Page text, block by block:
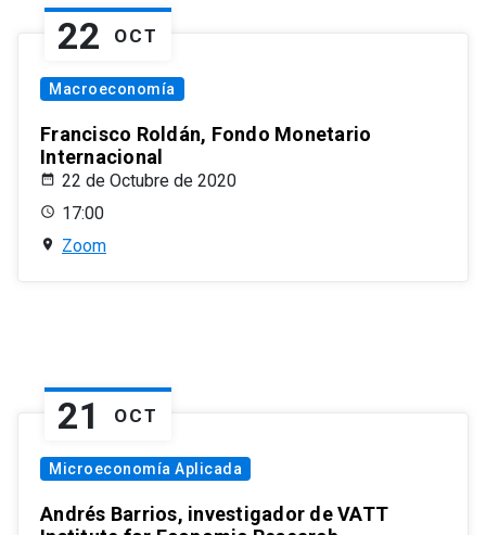
22 OCT
Macroeconomía
Francisco Roldán, Fondo Monetario
Internacional
22 de Octubre de 2020
17:00
Zoom
21 OCT
Microeconomía Aplicada
Andrés Barrios, investigador de VATT